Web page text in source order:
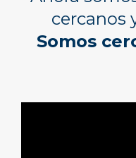
cercanos
Somos